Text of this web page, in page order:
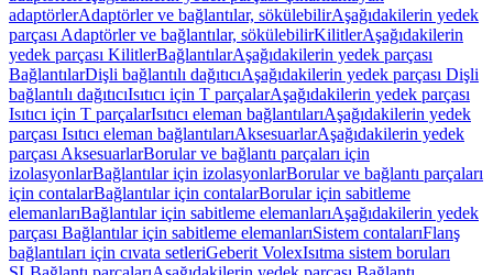
adaptörlerAdaptörler ve bağlantılar, sökülebilirAşağıdakilerin yedek
parçası Adaptörler ve bağlantılar, sökülebilirKilitlerAşağıdakilerin
yedek parçası KilitlerBağlantılarAşağıdakilerin yedek parçası
BağlantılarDişli bağlantılı dağıtıcıAşağıdakilerin yedek parçası Dişli
bağlantılı dağıtıcıIsıtıcı için T parçalarAşağıdakilerin yedek parçası
Isıtıcı için T parçalarIsıtıcı eleman bağlantılarıAşağıdakilerin yedek
parçası Isıtıcı eleman bağlantılarıAksesuarlarAşağıdakilerin yedek
parçası AksesuarlarBorular ve bağlantı parçaları için
izolasyonlarBağlantılar için izolasyonlarBorular ve bağlantı parçaları
için contalarBağlantılar için contalarBorular için sabitleme
elemanlarıBağlantılar için sabitleme elemanlarıAşağıdakilerin yedek
parçası Bağlantılar için sabitleme elemanlarıSistem contalarıFlanş
bağlantıları için cıvata setleriGeberit VolexIsıtma sistem boruları